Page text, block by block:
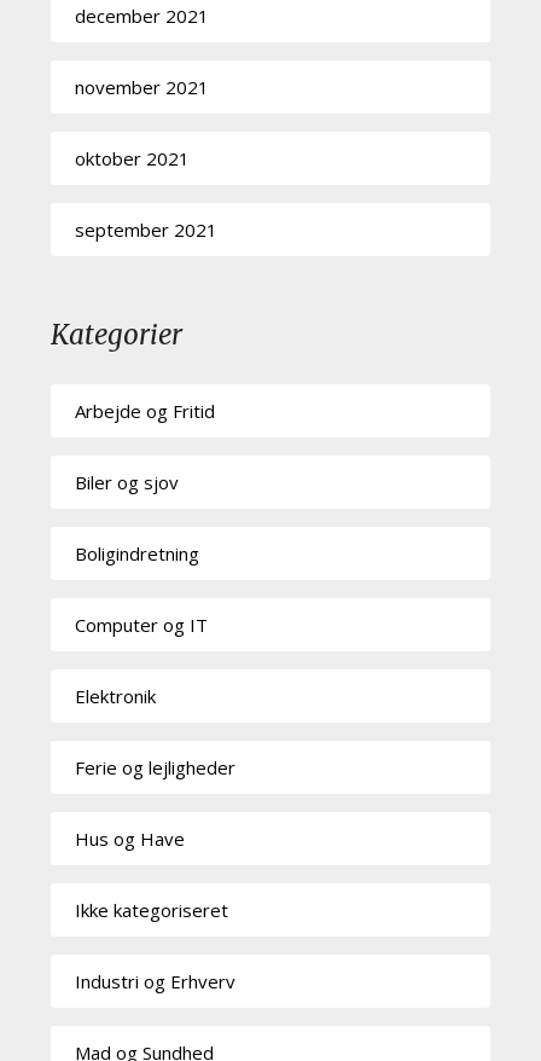
december 2021
november 2021
oktober 2021
september 2021
Kategorier
Arbejde og Fritid
Biler og sjov
Boligindretning
Computer og IT
Elektronik
Ferie og lejligheder
Hus og Have
Ikke kategoriseret
Industri og Erhverv
Mad og Sundhed